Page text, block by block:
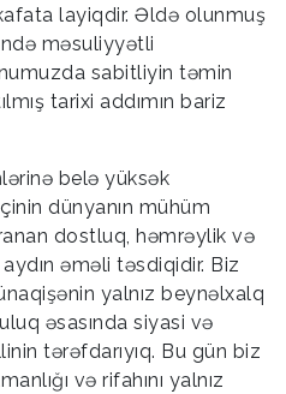
layiqdir. Əldə olunmuş
məsuliyyətli
sabitliyin təmin
tarixi addımın bariz
belə yüksək
dünyanın mühüm
dostluq, həmrəylik və
əməli təsdiqidir. Biz
yalnız beynəlxalq
əsasında siyasi və
tərəfdarıyıq. Bu gün biz
və rifahını yalnız